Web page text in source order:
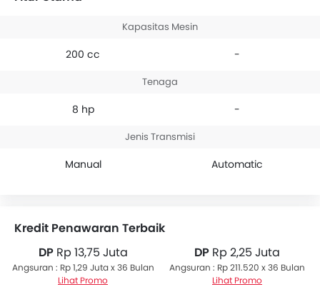
Kapasitas Mesin
200 cc -
Tenaga
8 hp -
Jenis Transmisi
Manual Automatic
Kredit Penawaran Terbaik
DPRp 13,75 Juta
Angsuran : Rp 1,29 Juta x 36 Bulan
Lihat Promo
DP Rp 2,25 Juta
Angsuran : Rp 211.520 x 36 Bulan
Lihat Promo